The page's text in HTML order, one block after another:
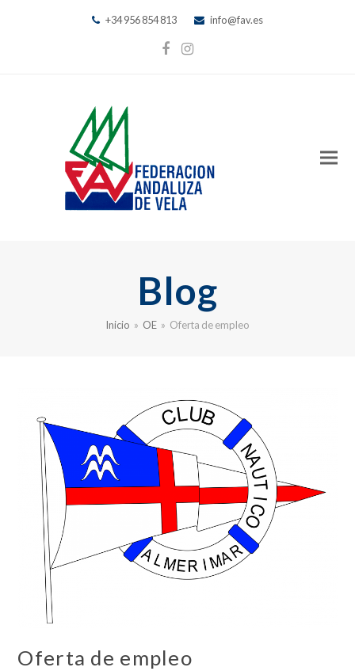
+34 956 854 813 info@fav.es
Facebook
Instagram
Blog
Inicio » OE » Oferta de empleo
Oferta de empleo